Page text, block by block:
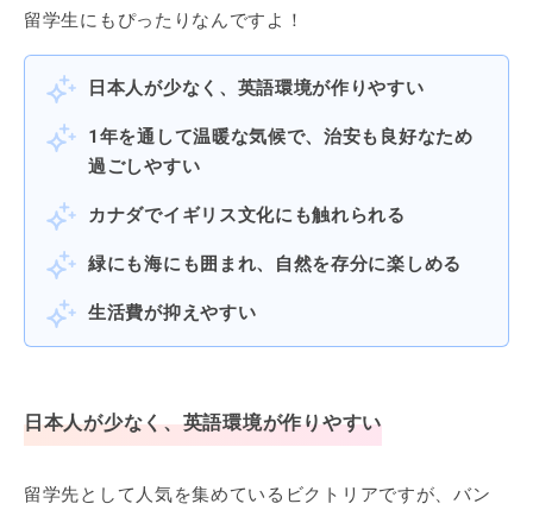
留学生にもぴったりなんですよ！
日本人が少なく、英語環境が作りやすい
1年を通して温暖な気候で、治安も良好なため
過ごしやすい
カナダでイギリス文化にも触れられる
緑にも海にも囲まれ、自然を存分に楽しめる
生活費が抑えやすい
日本人が少なく、英語環境が作りやすい
留学先として人気を集めているビクトリアですが、バン